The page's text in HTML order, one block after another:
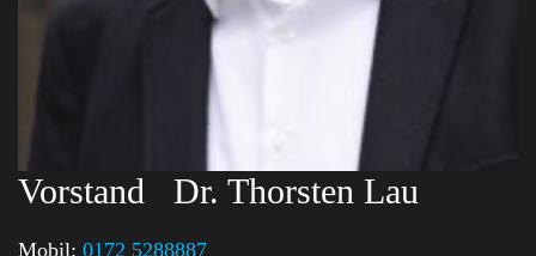
Vorstand Dr. Thorsten Lau
Mobil: 0172 5288887